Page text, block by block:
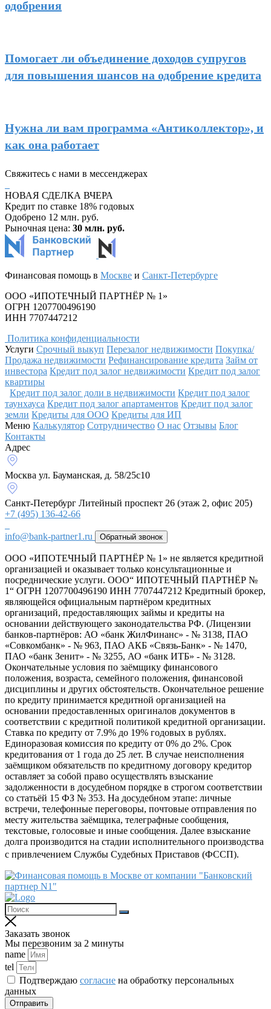
одобрения
Помогает ли объединение доходов супругов
для повышения шансов на одобрение кредита
Нужна ли вам программа «Антиколлектор», и
как она работает
Свяжитесь с нами в мессенджерах
НОВАЯ СДЕЛКА ВЧЕРА
Кредит по ставке 18% годовых
Одобрено 12 млн. руб.
Рыночная цена: 30 млн. руб.
Финансовая помощь в Москве и Санкт-Петербурге
ООО «ИПОТЕЧНЫЙ ПАРТНЁР № 1»
ОГРН 1207700496190
ИНН 7707447212
Политика конфиденциальности
Услуги Срочный выкуп Перезалог недвижимости Покупка/
Продажа недвижимости Рефинансирование кредита Займ от
инвестора Кредит под залог недвижимости Кредит под залог
квартиры
Кредит под залог доли в недвижимости Кредит под залог
таунхауса Кредит под залог апартаментов Кредит под залог
земли Кредиты для ООО Кредиты для ИП
Меню Калькулятор Сотрудничество О нас Отзывы Блог
Контакты
Адрес
Москва ул. Бауманская, д. 58/25с10
Санкт-Петербург Литейный проспект 26 (этаж 2, офис 205)
+7 (495) 136-42-66
info@bank-partner1.ru Обратный звонок
ООО «ИПОТЕЧНЫЙ ПАРТНЁР № 1» не является кредитной
организацией и оказывает только консультационные и
посреднические услуги. ООО“ ИПОТЕЧНЫЙ ПАРТНЁР №
1“ ОГРН 1207700496190 ИНН 7707447212 Кредитный брокер,
являющейся официальным партнёром кредитных
организаций, предоставляющих займы и кредиты на
основании действующего законодательства РФ. (Лицензии
банков‑партнёров: АО «банк ЖилФинанс» - № 3138, ПАО
«Совкомбанк» - № 963, ПАО АКБ «Связь-Банк» - № 1470,
ПАО «банк Зенит» - № 3255, АО «банк ИТБ» - № 3128.
Окончательные условия по заёмщику финансового
положения, возраста, семейного положения, финансовой
дисциплины и других обстоятельств. Окончательное решение
по кредиту принимается кредитной организацией на
основании предоставленных оригиналов документов в
соответствии с кредитной политикой кредитной организации.
Ставка по кредиту от 7.9% до 19% годовых в рублях.
Единоразовая комиссия по кредиту от 0% до 2%. Срок
кредитования от 1 года до 25 лет. В случае неисполнения
заёмщиком обязательств по кредитному договору кредитор
оставляет за собой право осуществлять взыскание
задолженности в досудебном порядке в строгом соответствии
со статьёй 15 ФЗ № 353. На досудебном этапе: личные
встречи, телефонные переговоры, почтовые отправления по
месту жительства заёмщика, телеграфные сообщения,
текстовые, голосовые и иные сообщения. Далее взыскание
долга производится на стадии исполнительного производства
с привлечением Службы Судебных Приставов (ФССП).
Заказать звонок
Мы перезвоним за 2 минуты
name
tel
Подтверждаю согласие на обработку персональных
данных
Отправить